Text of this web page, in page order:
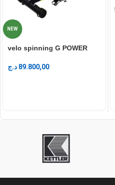
NEW
velo spinning G POWER
89.800,00 د.ج